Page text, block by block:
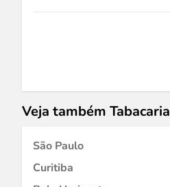
Veja também
São Paulo
Curitiba